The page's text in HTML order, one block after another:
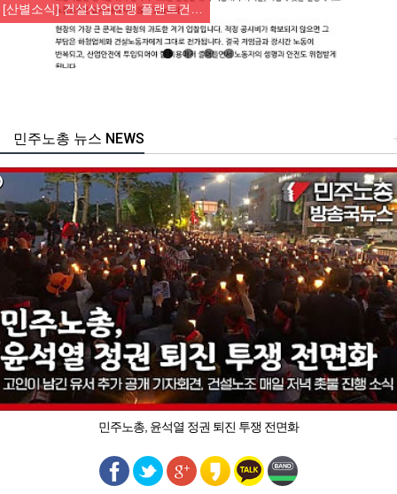
[산별소식] 건설산업연맹 플랜트건…
주노총 뉴스 NEWS
민주노총, 윤석열 정권 퇴진 투쟁 전면화